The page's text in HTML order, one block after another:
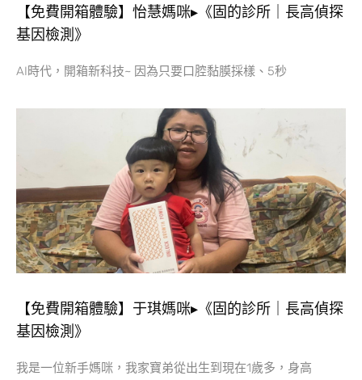
【免費開箱體驗】怡慧媽咪▸《固的診所｜長高偵探
基因檢測》
AI時代，開箱新科技~ 因為只要口腔黏膜採樣、5秒
【免費開箱體驗】于琪媽咪▸《固的診所｜長高偵探
基因檢測》
我是一位新手媽咪，我家寶弟從出生到現在1歲多，身高